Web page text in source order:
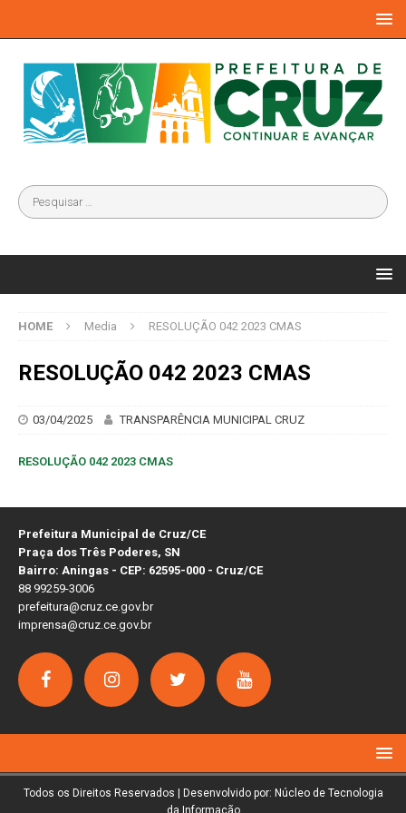
HOME Media RESOLUÇÃO 042 2023 CMAS
RESOLUÇÃO 042 2023 CMAS
03/04/2025 TRANSPARÊNCIA MUNICIPAL CRUZ
RESOLUÇÃO 042 2023 CMAS
Prefeitura Municipal de Cruz/CE
Praça dos Três Poderes, SN
Bairro: Aningas - CEP: 62595-000 - Cruz/CE
88 99259-3006
prefeitura@cruz.ce.gov.br
imprensa@cruz.ce.gov.br
Todos os Direitos Reservados | Desenvolvido por: Núcleo de Tecnologia
da Informação